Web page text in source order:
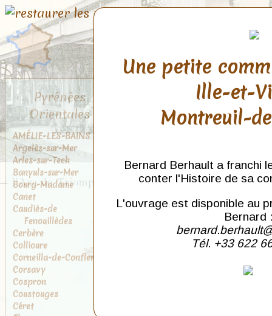
Pyrénées
Orientales
AMÉLIE-LES-BAINS
Argelès-sur-Mer
Arles-sur-Tech
Banyuls-sur-Mer
Bourg-Madame
Canet
Caudiès-de
Fenouillèdes
Cerbère
Collioure
Corneilla-de-Conflent
Corsavy
Cospron
Coustouges
Céret
Une petite
Ille-et-
Montreuil-
Bernard Berhault a franchi
conter l'Histoire de sa
L'ouvrage est disponible au
Bernard
Tél. +33 622